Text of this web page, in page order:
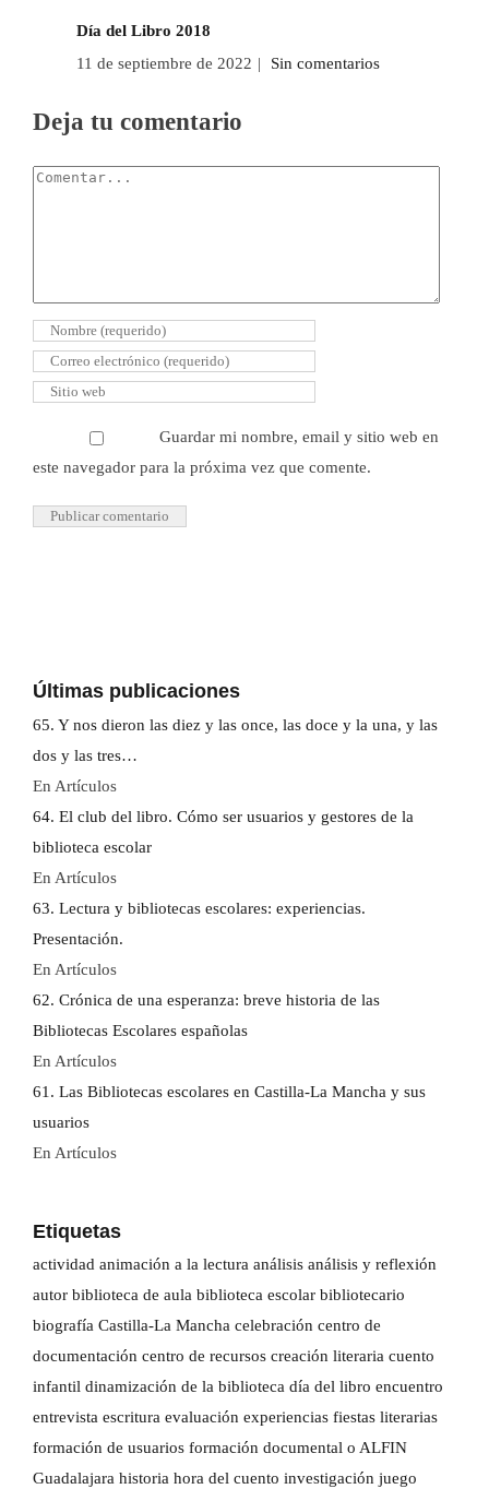
Día del Libro 2018
11 de septiembre de 2022 | Sin comentarios
Deja tu comentario
Comentar
Guardar mi nombre, email y sitio web en
este navegador para la próxima vez que comente.
Últimas publicaciones
65. Y nos dieron las diez y las once, las doce y la una, y las
dos y las tres…
En Artículos
64. El club del libro. Cómo ser usuarios y gestores de la
biblioteca escolar
En Artículos
63. Lectura y bibliotecas escolares: experiencias.
Presentación.
En Artículos
62. Crónica de una esperanza: breve historia de las
Bibliotecas Escolares españolas
En Artículos
61. Las Bibliotecas escolares en Castilla-La Mancha y sus
usuarios
En Artículos
Etiquetas
actividad animación a la lectura análisis análisis y reflexión
autor biblioteca de aula biblioteca escolar bibliotecario
biografía Castilla-La Mancha celebración centro de
documentación centro de recursos creación literaria cuento
infantil dinamización de la biblioteca día del libro encuentro
entrevista escritura evaluación experiencias fiestas literarias
formación de usuarios formación documental o ALFIN
Guadalajara historia hora del cuento investigación juego